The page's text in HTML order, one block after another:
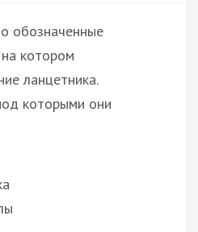
обозначенные
котором
ланцетника.
которыми они